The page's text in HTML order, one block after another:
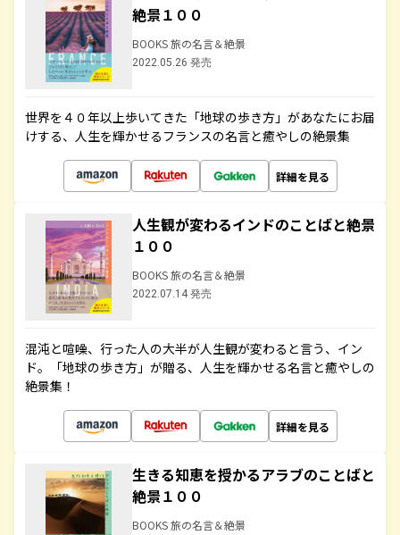
絶景１００
BOOKS 旅の名言＆絶景
2022.05.26 発売
世界を４０年以上歩いてきた「地球の歩き方」があなたにお届
けする、人生を輝かせるフランスの名言と癒やしの絶景集
詳細を見る
人生観が変わるインドのことばと絶景
１００
BOOKS 旅の名言＆絶景
2022.07.14 発売
混沌と喧噪、行った人の大半が人生観が変わると言う、イン
ド。「地球の歩き方」が贈る、人生を輝かせる名言と癒やしの
絶景集！
詳細を見る
生きる知恵を授かるアラブのことばと
絶景１００
BOOKS 旅の名言＆絶景